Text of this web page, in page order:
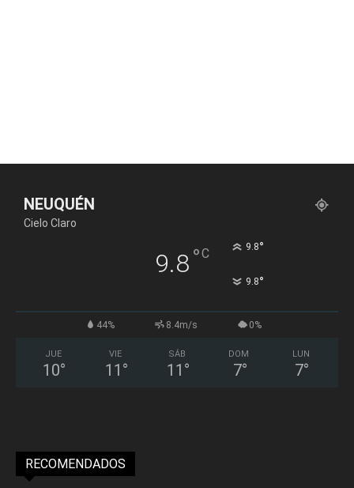
NEUQUÉN
Cielo Claro
9.8°C 9.8°
9.8°
44% 8.4m/s 0%
JUE
10°
VIE
11 °
SÁB
11 °
DOM
7°
LUN
7°
RECOMENDADOS